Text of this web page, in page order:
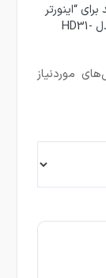
“اینورتر
22 کیلووات سه فاز اچ پی مونت سری HD31 مدل HD31-
موردنیاز